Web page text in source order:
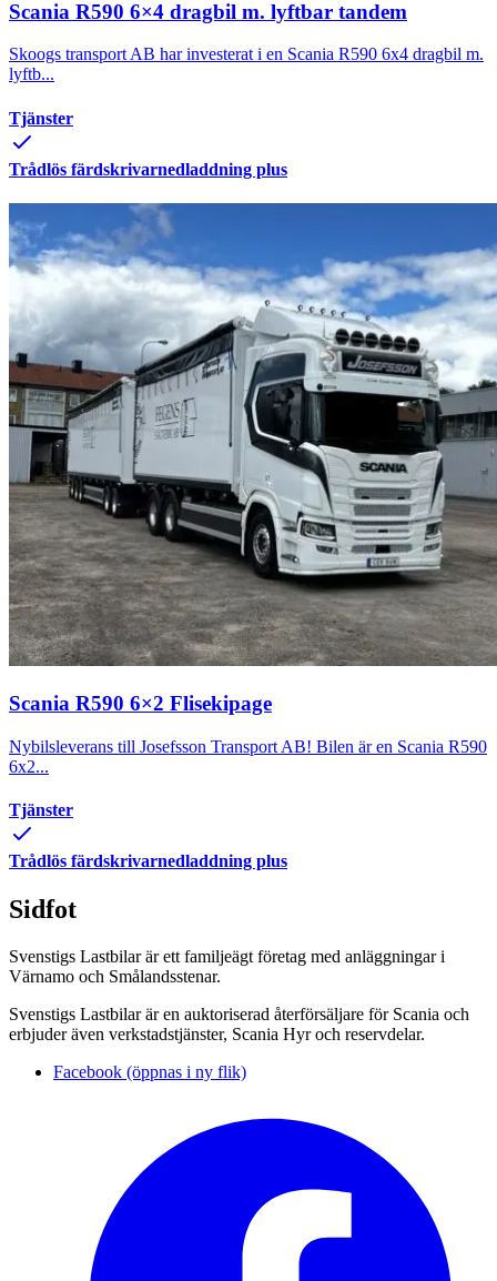
Scania R590 6×4 dragbil m. lyftbar tandem
Skoogs transport AB har investerat i en Scania R590 6x4 dragbil m.
lyftb...
Tjänster
Trådlös färdskrivarnedladdning plus
Scania R590 6×2 Flisekipage
Nybilsleverans till Josefsson Transport AB! Bilen är en Scania R590
6x2...
Tjänster
Trådlös färdskrivarnedladdning plus
Sidfot
Svenstigs Lastbilar är ett familjeägt företag med anläggningar i
Värnamo och Smålandsstenar.
Svenstigs Lastbilar är en auktoriserad återförsäljare för Scania och
erbjuder även verkstadstjänster, Scania Hyr och reservdelar.
Facebook (öppnas i ny flik)